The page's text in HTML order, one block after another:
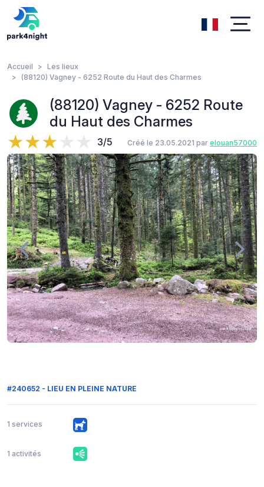
Accueil
Les lieux
(88120) Vagney - 6252 Route du Haut des Charmes
(88120) Vagney - 6252 Route
du Haut des Charmes
3/5 Créé le 23.05.2021 par elouan57000
#240652 - LIEU EN PLEINE NATURE
1 services
1 activités